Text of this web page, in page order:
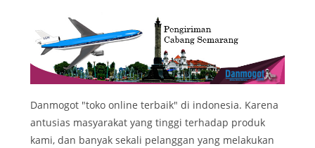
Danmogot "toko online terbaik" di indonesia. Karena
antusias masyarakat yang tinggi terhadap produk
kami, dan banyak sekali pelanggan yang melakukan